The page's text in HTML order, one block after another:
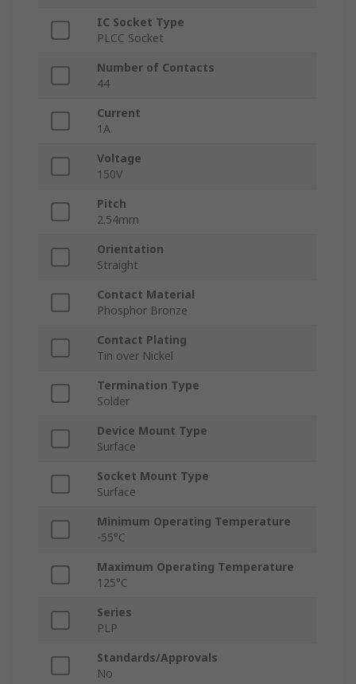
IC Socket Type
PLCC Socket
Number of Contacts
44
Current
1A
Voltage
150V
Pitch
2.54mm
Orientation
Straight
Contact Material
Phosphor Bronze
Contact Plating
Tin over Nickel
Termination Type
Solder
Device Mount Type
Surface
Socket Mount Type
Surface
Minimum Operating Temperature
-55°C
Maximum Operating Temperature
125°C
Series
PLP
Standards/Approvals
No